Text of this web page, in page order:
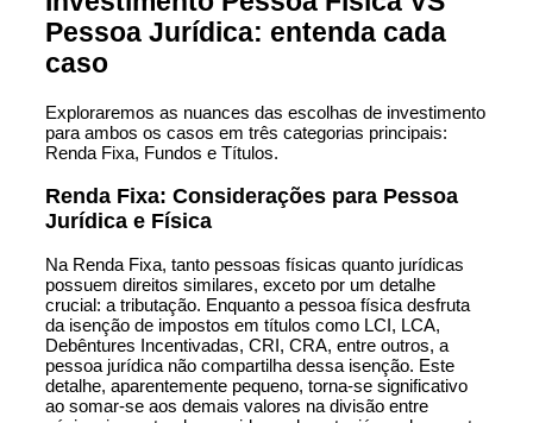
Pessoa Jurídica: entenda cada
caso
Exploraremos as nuances das escolhas de investimento
para ambos os casos em três categorias principais:
Renda Fixa, Fundos e Títulos.
Renda Fixa: Considerações para Pessoa
Jurídica e Física
Na Renda Fixa, tanto pessoas físicas quanto jurídicas
possuem direitos similares, exceto por um detalhe
crucial: a tributação. Enquanto a pessoa física desfruta
da isenção de impostos em títulos como LCI, LCA,
Debêntures Incentivadas, CRI, CRA, entre outros, a
pessoa jurídica não compartilha dessa isenção. Este
detalhe, aparentemente pequeno, torna-se significativo
ao somar-se aos demais valores na divisão entre